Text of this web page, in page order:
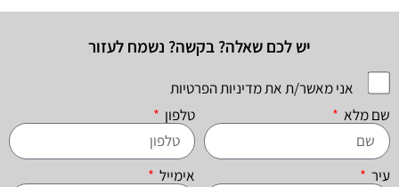
יש לכם שאלה? בקשה? נשמח לעזור
אני מאשר/ת את מדיניות הפרטיות
שם מלא
טלפון
עיר אימייל